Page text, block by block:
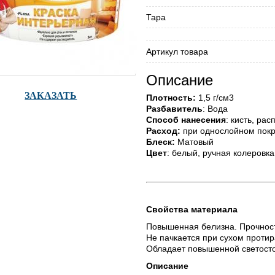
ЗАКАЗАТЬ
Тара
Артикул товара
Описание
Плотность: 1,5 г/см3
Разбавитель: Вода
Способ нанесения: кисть,
Расход: при однослойном
Блеск: Матовый
Цвет: белый, ручная
Свойства материала
Повышенная белизна.
Не пачкается при сухом
Обладает повышенной
Описание